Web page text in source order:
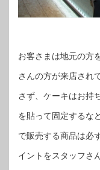
お客さまは地元の方
さんの方が来店され
さず、ケーキはお持
を貼って固定するな
で販売する商品は必
イントをスタッフさ